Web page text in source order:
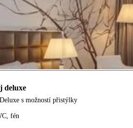
deluxe
s možností přistýlky
fén